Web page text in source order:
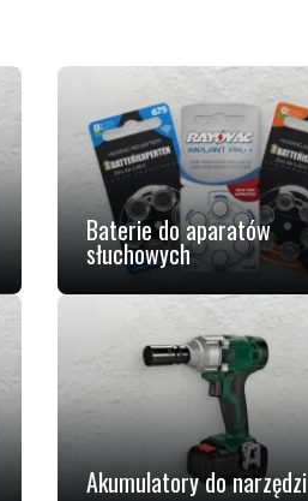
Baterie do aparatów
słuchowych
Akumulatory do narzędzi